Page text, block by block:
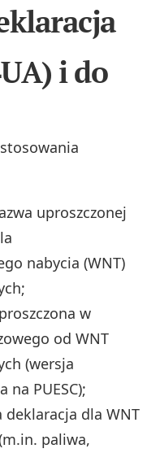
i do
uproszczonej
nabycia (WNT)
w
od WNT
(wersja
PUESC);
deklaracja dla WNT
paliwa,